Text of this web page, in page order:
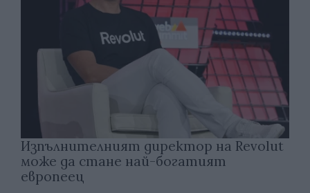
Изпълнителният директор на Revolut
може да стане най-богатият
европеец